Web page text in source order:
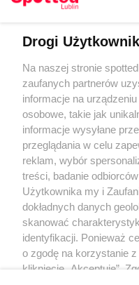
KATEGORIE
OGŁOSZENIA
WYDARZENIA
NA SKRÓTY
Regulamin
Polityka
RODO
Warunki
Drogi
Na naszej stronie
zaufanych partnerów
informacje na
osobowe, takie jak
informacje wysyłane
przeglądania w celu
reklam, wybór
treści, badanie
Użytkownika my i
dokładnych danych
skanować
identyfikacji. Ponieważ
o zgodę na korzystanie
kliknięcie „Akceptuję”.